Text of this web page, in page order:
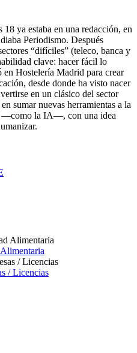
ya estaba en una redacción, en
Periodismo. Después
“difíciles” (teleco, banca y
clave: hacer fácil lo
Hostelería Madrid para crear
desde donde ha visto nacer
en un clásico del sector
sumar nuevas herramientas a la
—como la IA—, con una idea
/ Licencias